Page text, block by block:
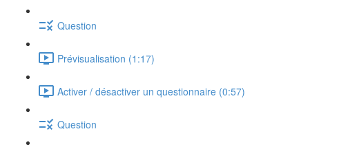
Question
Prévisualisation (1:17)
Activer / désactiver un questionnaire (0:57)
Question